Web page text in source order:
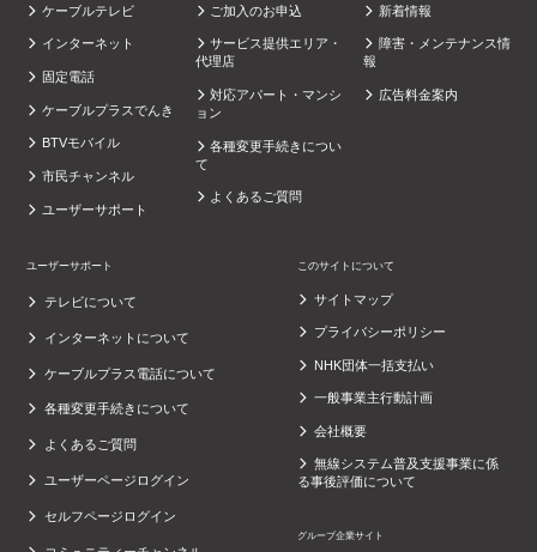
ケーブルテレビ
インターネット
固定電話
ケーブルプラスでんき
BTVモバイル
市民チャンネル
ユーザーサポート
ご加入のお申込
サービス提供エリア・
代理店
対応アパート・マンシ
ョン
各種変更手続きについ
て
よくあるご質問
新着情報
障害・メンテナンス情
報
広告料金案内
ユーザーサポート
テレビについて
インターネットについて
ケーブルプラス電話について
各種変更手続きについて
よくあるご質問
ユーザーページログイン
セルフページログイン
このサイトについて
サイトマップ
プライバシーポリシー
NHK団体一括支払い
一般事業主行動計画
会社概要
無線システム普及支援事業に係
る事後評価について
グループ企業サイト